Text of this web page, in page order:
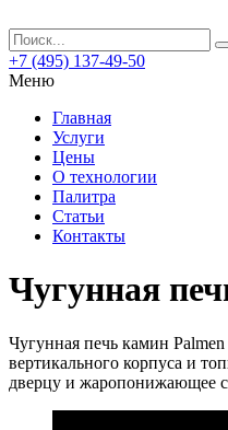
+7 (495) 137-49-50
Меню
Главная
Услуги
Цены
О технологии
Палитра
Статьи
Контакты
Чугунная
Чугунная печь камин
вертикального корпуса и
дверцу и жаропонижающее